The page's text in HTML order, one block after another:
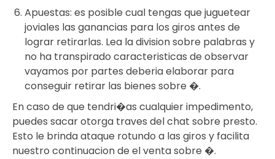
Apuestas: es posible cual tengas que juguetear
joviales las ganancias para los giros antes de
lograr retirarlas. Lea la division sobre palabras y
no ha transpirado caracteristicas de observar
vayamos por partes deberia elaborar para
conseguir retirar las bienes sobre �.
En caso de que tendri�as cualquier impedimento,
puedes sacar otorga traves del chat sobre presto.
Esto le brinda ataque rotundo a las giros y facilita
nuestro continuacion de el venta sobre �.